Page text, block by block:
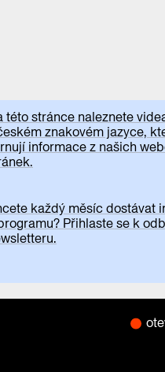
této stránce naleznete
znakovém jazyce,
informace z našich
každý měsíc dostávat
Přihlaste se k